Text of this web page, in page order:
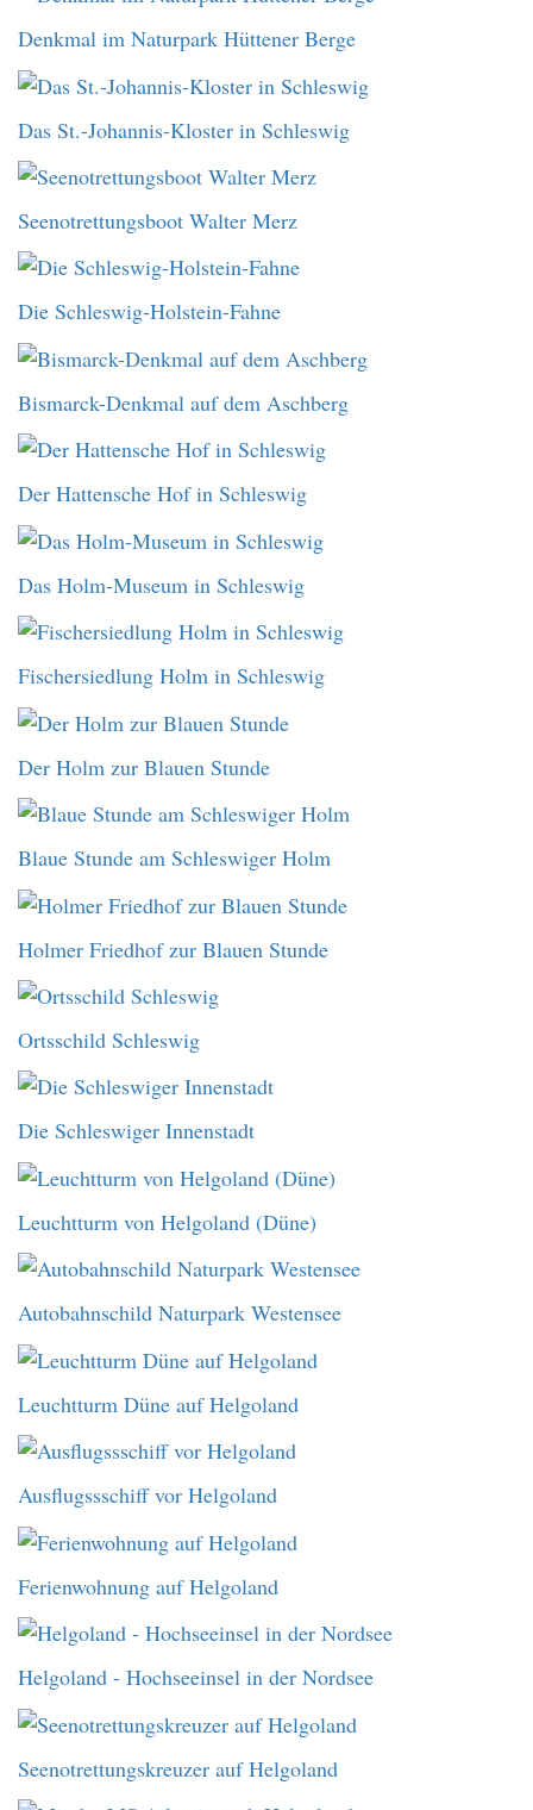
Denkmal im Naturpark Hüttener Berge
Das St.-Johannis-Kloster in Schleswig
Seenotrettungsboot Walter Merz
Die Schleswig-Holstein-Fahne
Bismarck-Denkmal auf dem Aschberg
Der Hattensche Hof in Schleswig
Das Holm-Museum in Schleswig
Fischersiedlung Holm in Schleswig
Der Holm zur Blauen Stunde
Blaue Stunde am Schleswiger Holm
Holmer Friedhof zur Blauen Stunde
Ortsschild Schleswig
Die Schleswiger Innenstadt
Leuchtturm von Helgoland (Düne)
Autobahnschild Naturpark Westensee
Leuchtturm Düne auf Helgoland
Ausflugssschiff vor Helgoland
Ferienwohnung auf Helgoland
Helgoland - Hochseeinsel in der Nordsee
Seenotrettungskreuzer auf Helgoland